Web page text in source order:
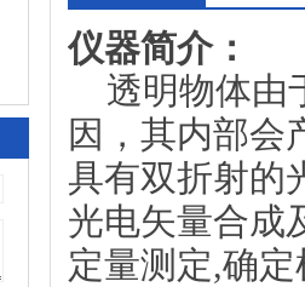
仪器简介：
透明物体由
因，其内部会
具有双折射的
光电矢量合成
定量测定,确